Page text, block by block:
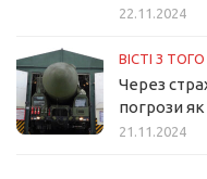
22.11.2024
ВІСТІ З
Через
погрози
21.11.2024